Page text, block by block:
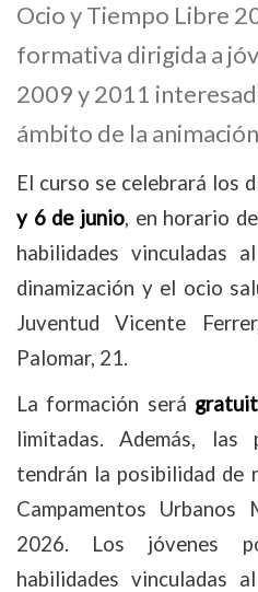
Ocio y Tiempo Libre
formativa dirigida a
2009 y 2011
ámbito de la
El curso se celebrará los
y 6 de junio, en horario
habilidades vinculadas
dinamización y el ocio
Juventud Vicente
Palomar, 21.
La formación será
limitadas. Además, las
tendrán la posibilidad de
Campamentos Urbanos
2026. Los jóvenes
habilidades vinculadas